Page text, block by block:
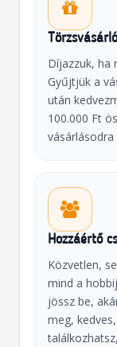
Díjazzuk, ha
Gyűjtjük a
után
100.000 Ft
vásárlásodra
Hozzáértő
Közvetlen,
mind a
jössz be,
meg,